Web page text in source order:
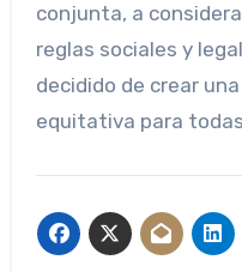
conjunta, a
reglas sociales y
decidido de crear
equitativa para